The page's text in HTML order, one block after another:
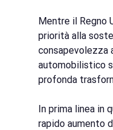
Mentre il Regno
priorità alla
consapevolezza
automobilistico
profonda
In prima linea in
rapido aumento